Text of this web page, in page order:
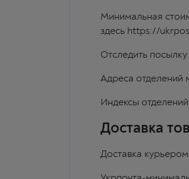
Минимальная
здесь https://
Отследить
Адреса отделений
Индексы
Доставка
Доставка